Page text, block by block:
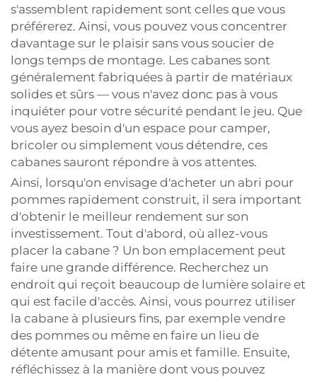
s'assemblent rapidement sont celles que vous
préférerez. Ainsi, vous pouvez vous concentrer
davantage sur le plaisir sans vous soucier de
longs temps de montage. Les cabanes sont
généralement fabriquées à partir de matériaux
solides et sûrs — vous n'avez donc pas à vous
inquiéter pour votre sécurité pendant le jeu. Que
vous ayez besoin d'un espace pour camper,
bricoler ou simplement vous détendre, ces
cabanes sauront répondre à vos attentes.
Ainsi, lorsqu'on envisage d'acheter un abri pour
pommes rapidement construit, il sera important
d'obtenir le meilleur rendement sur son
investissement. Tout d'abord, où allez-vous
placer la cabane ? Un bon emplacement peut
faire une grande différence. Recherchez un
endroit qui reçoit beaucoup de lumière solaire et
qui est facile d'accès. Ainsi, vous pourrez utiliser
la cabane à plusieurs fins, par exemple vendre
des pommes ou même en faire un lieu de
détente amusant pour amis et famille. Ensuite,
réfléchissez à la manière dont vous pouvez